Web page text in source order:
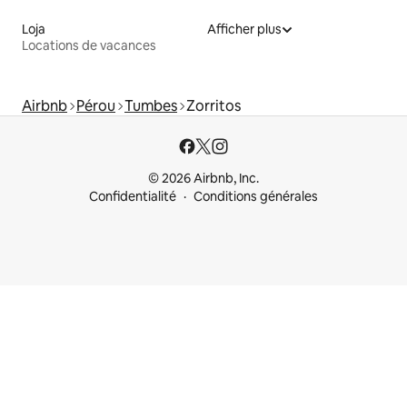
Loja
Locations de vacances
Afficher plus
Airbnb Pérou Tumbes Zorritos
© 2026 Airbnb, Inc.
Confidentialité
Conditions générales